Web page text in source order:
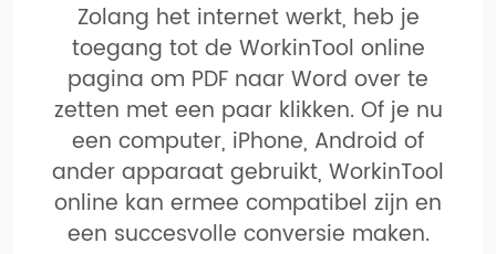
Zolang het internet werkt, heb je
toegang tot de WorkinTool online
pagina om PDF naar Word over te
zetten met een paar klikken. Of je nu
een computer, iPhone, Android of
ander apparaat gebruikt, WorkinTool
online kan ermee compatibel zijn en
een succesvolle conversie maken.